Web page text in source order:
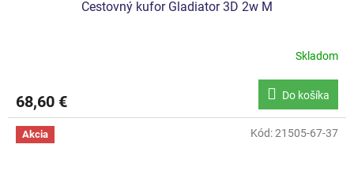
Cestovný kufor Gladiator 3D 2w M
Skladom
68,60 € Do košíka
Akcia Kód:21505-67-37